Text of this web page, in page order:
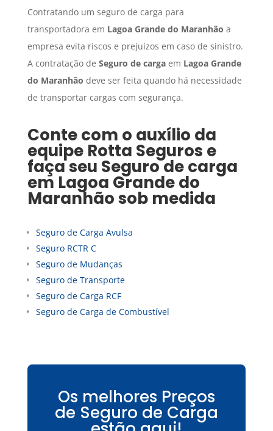
Contratando um seguro de carga para
transportadora em Lagoa Grande do Maranhão a
empresa evita riscos e prejuízos em caso de sinistro.
A contratação de Seguro de cargaem Lagoa Grande
do Maranhão deve ser feita quando há necessidade
de transportar cargas com segurança.
Conte com o auxílio da
equipe Rotta Seguros e
faça seu Seguro de carga
em Lagoa Grande do
Maranhãosob medida
Seguro de Carga Avulsa
Seguro RCTR C
Seguro de Mudanças
Seguro de Transporte
Seguro de Carga RCF
Seguro de Carga de Combustível
Os melhores Preços
de Seguro de Carga